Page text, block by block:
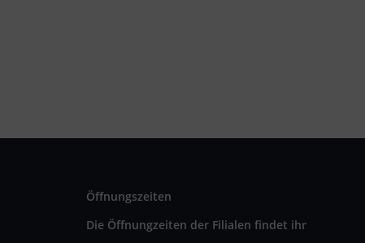
Öffnungszeiten
Die Öffnungzeiten der Filialen findet ihr